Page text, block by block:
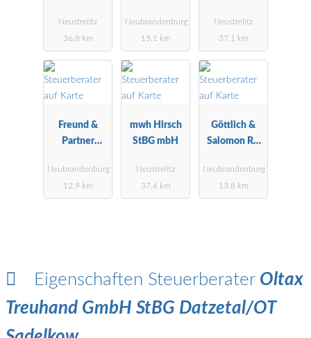
Neustrelitz
36.8 km
Neubrandenburg
15.1 km
Neustrelitz
37.1 km
Freund &
Partner
Neubrandenburg
12.9 km
mwh Hirsch
StBG mbH
Neustrelitz
37.4 km
Göttlich &
Salomon RA
Neubrandenburg
13.8 km
Eigenschaften Steuerberater Oltax
Treuhand GmbH StBG Datzetal/OT